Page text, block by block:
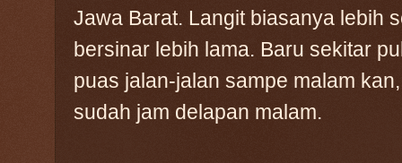
Jawa Barat. Langit biasanya lebih
bersinar lebih lama. Baru sekitar
puas jalan-jalan sampe malam
sudah jam delapan malam.